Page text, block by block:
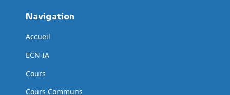
Navigation
Accueil
ECN IA
Cours
Cours Communs